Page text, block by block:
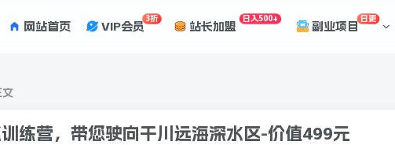
网站首页 VIP会员
3折
站长加盟
日入500+
副业项目
日更
文
练营，带您驶向干川远海深水区-价值499元